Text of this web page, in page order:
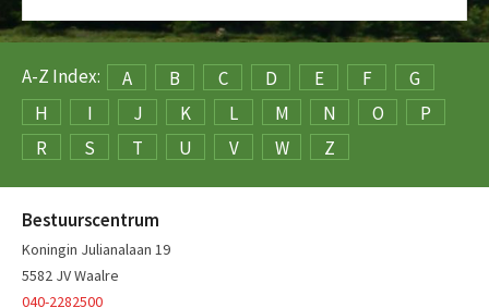
A-Z Index: A B C D E F
G
H
I J K L M N O
P
R
S T U V W Z
Bestuurscentrum
Koningin Julianalaan 19
5582 JV Waalre
040-2282500